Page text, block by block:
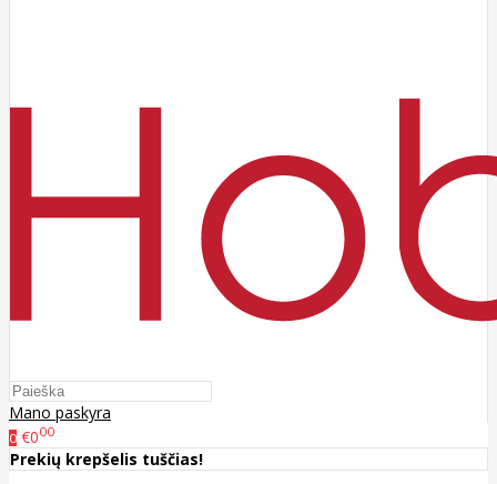
Mano paskyra
0 €000
Prekių krepšelis tuščias!